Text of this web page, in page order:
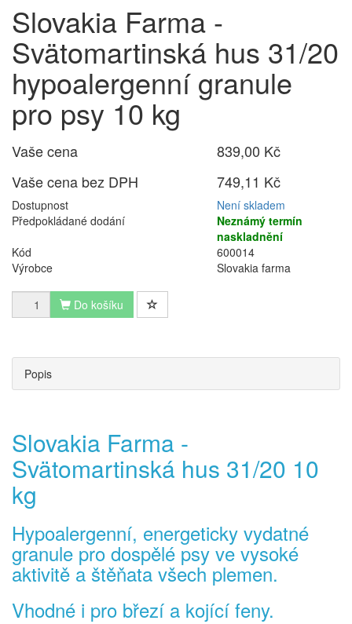
Slovakia Farma -
Svätomartinská hus 31/20
hypoalergenní granule
pro psy 10 kg
Vaše cena
839,00 Kč
Vaše cena bez DPH
749,11 Kč
Dostupnost
Není skladem
Předpokládané dodání
Neznámý termín
naskladnění
Kód
600014
Výrobce
Slovakia farma
Do košíku
Popis
Slovakia Farma -
Svätomartinská hus 31/20 10
kg
Hypoalergenní, energeticky vydatné
granule pro dospělé psy ve vysoké
aktivitě a štěňata všech plemen.
Vhodné i pro březí a kojící feny.